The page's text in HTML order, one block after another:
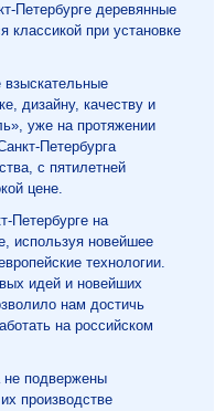
Петербурге деревянные
классикой при установке
дизайну, качеству и
уже на протяжении
Петербурга
с пятилетней
цене.
Петербурге на
используя новейшее
технологии.
идей и новейших
нам достичь
на российском
не подвержены
производстве